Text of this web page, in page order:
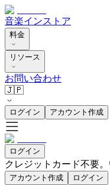
音楽インストア
料金
リソース
お問い合わせ
🇯🇵
ログイン アカウント作成
ログイン
クレジットカード不要
アカウント作成 ログイン